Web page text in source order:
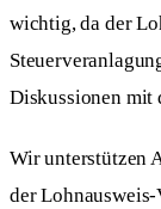
wichtig, da der
Diskussionen mit
Wir unterstützen
der